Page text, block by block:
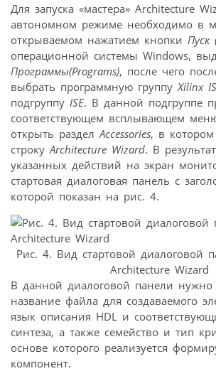
Для запуска «мастера» Architecture
автономном режиме необходимо в
открываемом нажатием кнопки Пуск
операционной системы Windows,
Программы(Programs), после чего
выбрать программную группу Xilinx
подгруппу ISE. В данной подгруппе
соответствующем всплывающем
открыть раздел Accessories, в
строку Architecture Wizard. В
указанных действий на экран
стартовая диалоговая панель с
которой показан на рис. 4.
Рис. 4. Вид стартовой диалоговой
Architecture Wizard
В данной диалоговой панели нужно
название файла для создаваемого
язык описания HDL и
синтеза, а также семейство и тип
основе которого реализуется
компонент.